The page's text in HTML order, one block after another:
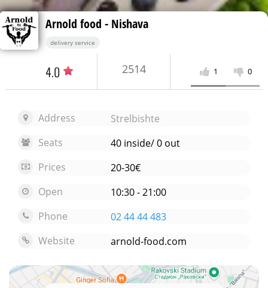
Arnold food - Nishava
delivery service
4.0 2514 1 0
Address
Strelbishte
Seats
40 inside/ 0 out
Prices
20-30€
Open
10:30 - 21:00
Phone
02 44 44 483
Website
arnold-food.com